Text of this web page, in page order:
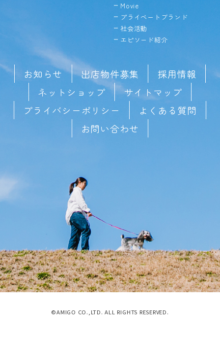
Movie
プライベートブランド
社会活動
エピソード紹介
お知らせ 出店物件募集
採用情報
ネットショップ
サイトマップ
プライバシーポリシー
よくある質問
お問い合わせ
©AMIGO CO.,LTD. ALL RIGHTS RESERVED.